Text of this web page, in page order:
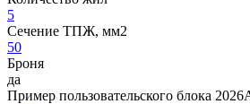
5
Сечение ТПЖ, мм2
50
Броня
да
Пример пользовательского блока